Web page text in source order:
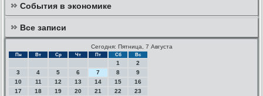
События в экономике
Все записи
Сегодня: Пятница, 7 Августа
Пн Вт Ср Чт Пт Сб Вс
1
2
3
4 5 6 7 8
9
10
11 12 13 14 15
16
17
18 19 20 21 22
23